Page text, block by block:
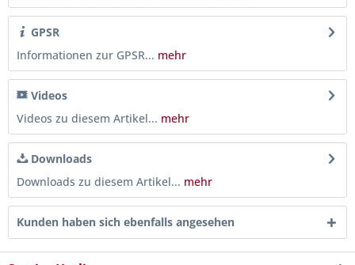
GPSR
Informationen zur GPSR... mehr
Videos
Videos zu diesem Artikel... mehr
Downloads
Downloads zu diesem Artikel... mehr
Kunden haben sich ebenfalls angesehen